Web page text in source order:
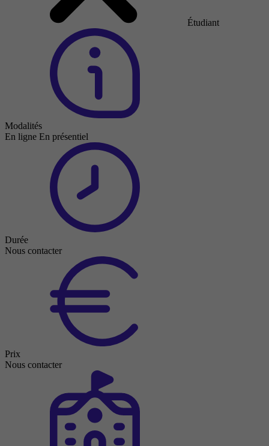
Étudiant
Modalités
En ligne En présentiel
Durée
Nous contacter
Prix
Nous contacter